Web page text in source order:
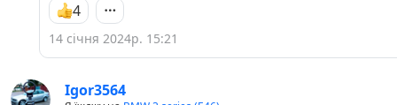
4
14 січня 2024р. 15:21
Igor3564